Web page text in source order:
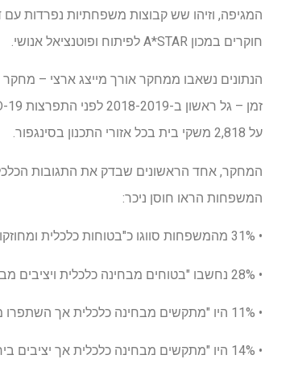
המגיפה, וזיהו שש קבוצות משפחתיות נפרדות עם
חוקרים במכון A*STAR לפיתוח ופוטנציאל אנושי.
על 2,818 משקי בית בכל אזורי התכנון בסינגפור.
המחקר, אחד הראשונים שבדק את התגובות
המשפחות הראו חוסן ניכר:
• 31% מהמשפחות סווגו כ"בטוחות כלכלית ומחוזקות ביחסים", בעלות יחסים משפחתיים משופרים.
• 28% נחשבו "בטוחים מבחינה כלכלית ויציבים מבחינה יחסית", תוך שמירה על הדינמיקה המשפחתית שלפני המגפה שלהם.
• 11% היו "מתקשים מבחינה כלכלית אך השתפרו מבחינה יחסית", והדגישו חיזוק יחסי משמעותי למרות קשיים כלכליים.
• 14% היו "מתקשים מבחינה כלכלית אך יציבים ביחסים", התמודדו עם אתגרים כלכליים תוך שימור היחסים המשפחתיים.